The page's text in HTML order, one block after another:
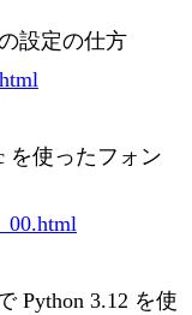
設定の仕方
を使ったフォン
Python 3.12 を使